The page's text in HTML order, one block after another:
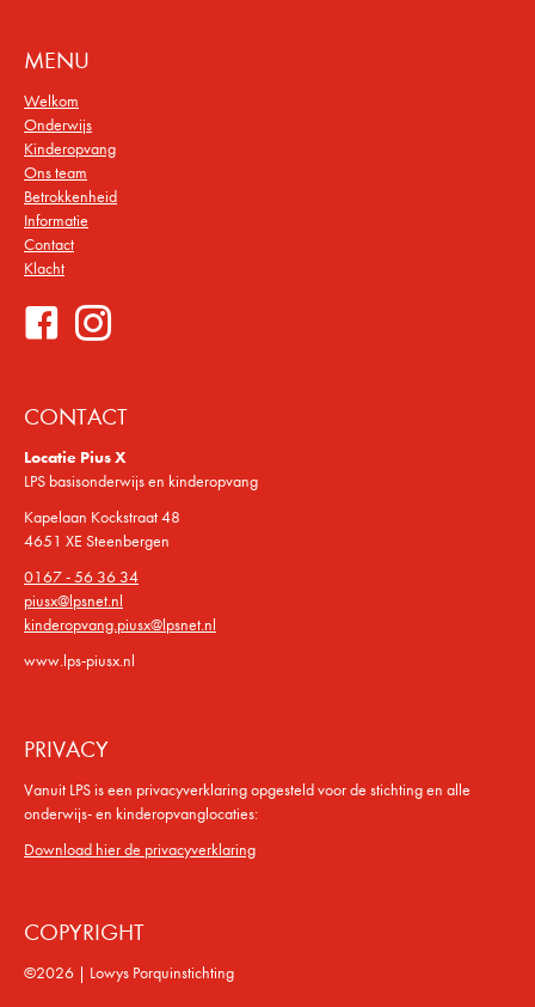
MENU
Welkom
Onderwijs
Kinderopvang
Ons team
Betrokkenheid
Informatie
Contact
Klacht
CONTACT
Locatie Pius X
LPS basisonderwijs en kinderopvang
Kapelaan Kockstraat 48
4651 XE Steenbergen
0167 - 56 36 34
piusx@lpsnet.nl
kinderopvang.piusx@lpsnet.nl
www.lps-piusx.nl
PRIVACY
Vanuit LPS is een privacyverklaring opgesteld voor de stichting en alle
onderwijs- en kinderopvanglocaties:
Download hier de privacyverklaring
COPYRIGHT
©2026 | Lowys Porquinstichting